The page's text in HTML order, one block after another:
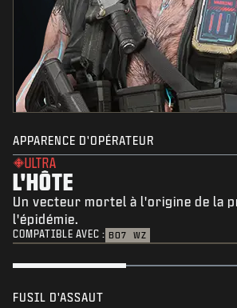
APPARENCE D'OPÉRATEUR
ULTRA
L'HÔTE
Un vecteur mortel à l'origine de la
l'épidémie.
COMPATIBLE AVEC : BO7 WZ
FUSIL D'ASSAUT